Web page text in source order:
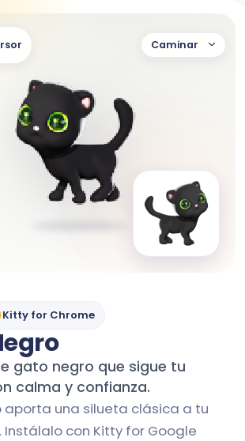
Caminar
Kitty for Chrome
gato negro que sigue tu
calma y confianza.
aporta una silueta clásica a tu
con Kitty for Google